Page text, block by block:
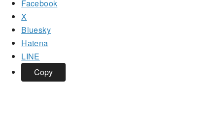
Facebook
X
Bluesky
Hatena
LINE
Copy